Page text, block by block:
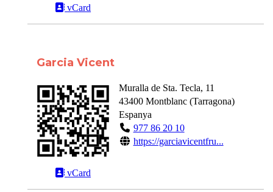
vCard
Garcia Vicent
vCard
Muralla de Sta. Tecla, 11
43400 Montblanc(Tarragona)
Espanya
977 86 20 10
https://garciavicentfru...